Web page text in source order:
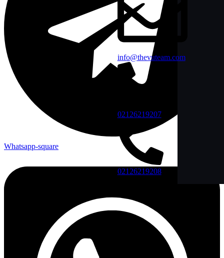
info@thevuteam.com
02126219207
02126219208
Whatsapp-square